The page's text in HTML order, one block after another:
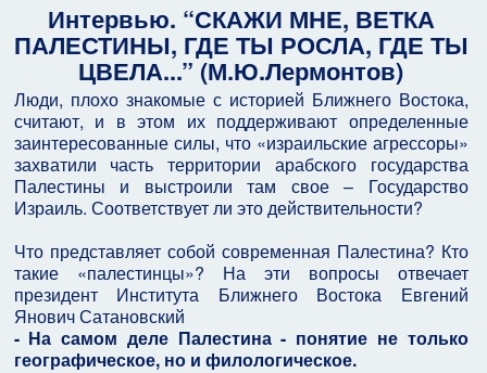
Интервью. “СКАЖИ МНЕ, ВЕТКА
ПАЛЕСТИНЫ, ГДЕ ТЫ РОСЛА, ГДЕ ТЫ
ЦВЕЛА...” (М.Ю.Лермонтов)
Люди, плохо знакомые с историей Ближнего Востока,
считают, и в этом их поддерживают определенные
заинтересованные силы, что «израильские агрессоры»
захватили часть территории арабского государства
Палестины и выстроили там свое – Государство
Израиль. Соответствует ли это действительности?
Что представляет собой современная Палестина? Кто
такие «палестинцы»? На эти вопросы отвечает
президент Института Ближнего Востока Евгений
Янович Сатановский
- На самом деле Палестина - понятие не только
географическое, но и филологическое.